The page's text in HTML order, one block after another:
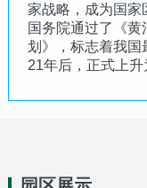
家战略，成为国家
国务院通过了《
划》，标志着我国
21年后，正式上升